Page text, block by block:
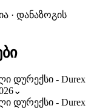
· დანაზოგის
დურექსი - Durex
⌄
დურექსი - Durex